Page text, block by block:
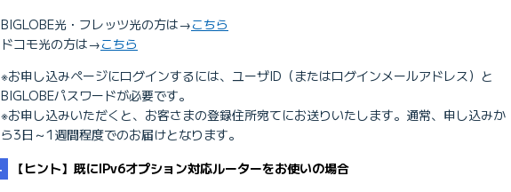
BIGLOBE光・フレッツ光の方は→こちら
ドコモ光の方は→こちら
※お申し込みページにログインするには、ユーザID（またはログインメールアドレス）と
BIGLOBEパスワードが必要です。
※お申し込みいただくと、お客さまの登録住所宛てにお送りいたします。通常、申し込みか
ら3日～1週間程度でのお届けとなります。
【ヒント】既にIPv6オプション対応ルーターをお使いの場合